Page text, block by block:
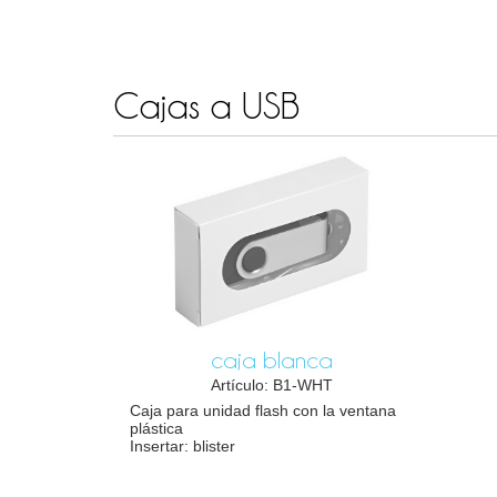
Cajas a USB
caja blanca
Artículo: B1-WHT
Caja para unidad flash con la ventana
plástica
Insertar: blister